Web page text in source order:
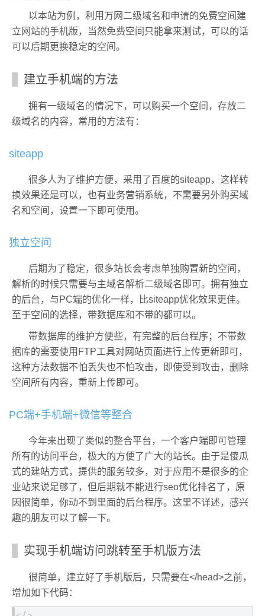
以本站为例，利用万网二级域名和申请的免费空间建
立网站的手机版，当然免费空间只能拿来测试，可以的话
可以后期更换稳定的空间。
建立手机端的方法
拥有一级域名的情况下，可以购买一个空间，存放二
级域名的内容，常用的方法有：
siteapp
很多人为了维护方便，采用了百度的siteapp，这样转
换效果还是可以，也有业务营销系统，不需要另外购买域
名和空间，设置一下即可使用。
独立空间
后期为了稳定，很多站长会考虑单独购置新的空间，
解析的时候只需要与主域名解析二级域名即可。拥有独立
的后台，与PC端的优化一样，比siteapp优化效果更佳。
至于空间的选择，带数据库和不带的都可以。
带数据库的维护方便些，有完整的后台程序；不带数
据库的需要使用FTP工具对网站页面进行上传更新即可，
这种方法数据不怕丢失也不怕攻击，即使受到攻击，删除
空间所有内容，重新上传即可。
PC端+手机端+微信等整合
今年来出现了类似的整合平台，一个客户端即可管理
所有的访问平台，极大的方便了广大的站长。由于是傻瓜
式的建站方式，提供的服务较多，对于应用不是很多的企
业站来说足够了，但后期就不能进行seo优化排名了，原
因很简单，你动不到里面的后台程序。这里不详述，感兴
趣的朋友可以了解一下。
实现手机端访问跳转至手机版方法
很简单，建立好了手机版后，只需要在</head>之前，
增加如下代码：